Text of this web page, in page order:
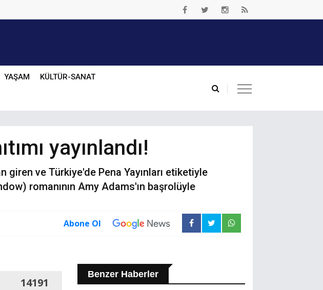
YAŞAM KÜLTÜR-SANAT
yayınlandı!
ve Türkiye'de Pena Yayınları etiketiyle
romanının Amy Adams'ın başrolüyle
Abone Ol
14191
Benzer Haberler